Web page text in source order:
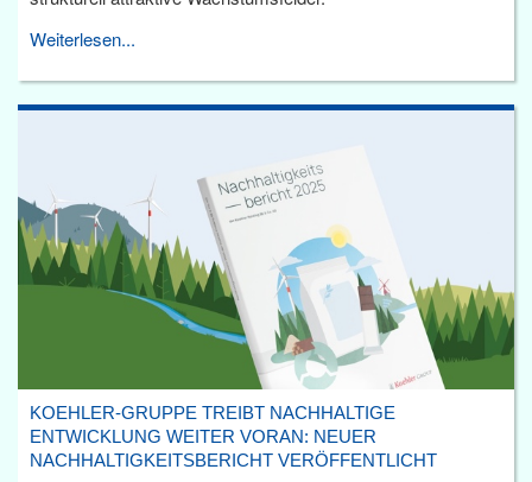
Weiterlesen...
KOEHLER-GRUPPE TREIBT NACHHALTIGE
ENTWICKLUNG WEITER VORAN: NEUER
NACHHALTIGKEITSBERICHT VERÖFFENTLICHT